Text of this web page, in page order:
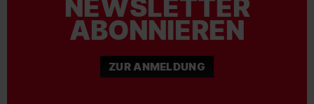
NEWSLETTER
ABONNIEREN
ZUR ANMELDUNG